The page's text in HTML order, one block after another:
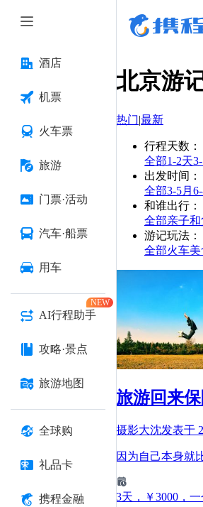
酒店
机票
火车票
旅游
门票·活动
汽车·船票
用车
AI行程助手
NEW
攻略·景点
旅游地图
全球购
礼品卡
携程金融
北京游
热门|最新
行程天数 ：
全部1-2天
出发时间 ：
全部3-5月
和谁出行 ：
全部亲子和
游记玩法 ：
全部火车
旅游回来
摄影大沈发表于
因为自己本身就
3天 ，￥3000 ，